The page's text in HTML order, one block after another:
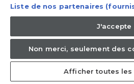
Autorisation IT AEOF 211870 - Société
gestion et de coordination de Candy
FR / Français
Liste de nos partenaires
J'accepte
Non merci, seulement des
Afficher toutes